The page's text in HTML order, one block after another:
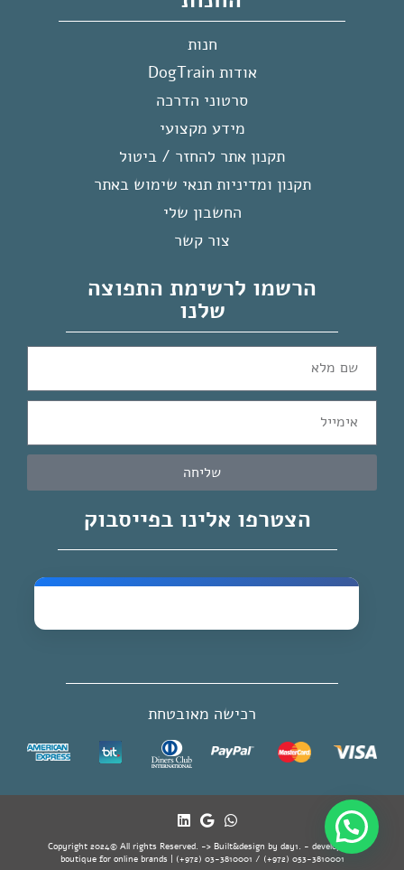
חנות
אודות DogTrain
סרטוני הדרכה
מידע מקצועי
תקנון אתר להחזר / ביטול
תקנון ומדיניות תנאי שימוש באתר
החשבון שלי
צור קשר
הרשמו לרשימת התפוצה
שלנו
שליחה
הצטרפו אלינו בפייסבוק
רכישה מאובטחת
Copyright 2024© All rights Reserved. -> Built&design by day1. - developer's
boutique for online brands | (+972) 03-3810001 / (+972) 053-3810001